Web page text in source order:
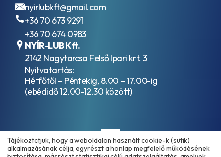
nyirlubkft@gmail.com
+36 70 673 9291
+36 70 674 0983
NYÍR-LUB Kft.
2142 Nagytarcsa Felső Ipari krt. 3
Nyitvatartás:
Hétfőtől – Péntekig, 8.00 – 17.00-ig
(ebédidő 12.00-12.30 között)
Tájékoztatjuk, hogy a weboldalon használt cookie-k (sütik)
alkalmazásának célja, egyrészt a honlap megfelelő működésének